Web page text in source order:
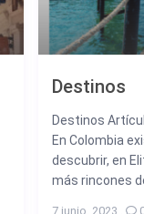
Destinos
Destinos
En Colombia
descubrir, en
más rincones
7 junio, 2023